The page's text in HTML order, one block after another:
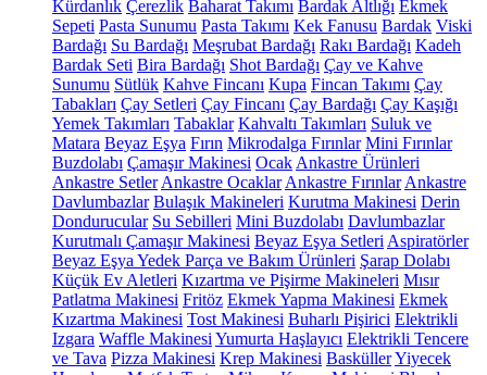
Kürdanlık Çerezlik Baharat Takımı Bardak Altlığı Ekmek
Sepeti Pasta Sunumu Pasta Takımı Kek Fanusu Bardak Viski
Bardağı Su Bardağı Meşrubat Bardağı Rakı Bardağı Kadeh
Bardak Seti Bira Bardağı Shot Bardağı Çay ve Kahve
Sunumu Sütlük Kahve Fincanı Kupa Fincan Takımı Çay
Tabakları Çay Setleri Çay Fincanı Çay Bardağı Çay Kaşığı
Yemek Takımları Tabaklar Kahvaltı Takımları Suluk ve
Matara Beyaz Eşya Fırın Mikrodalga Fırınlar Mini Fırınlar
Buzdolabı Çamaşır Makinesi Ocak Ankastre Ürünleri
Ankastre Setler Ankastre Ocaklar Ankastre Fırınlar Ankastre
Davlumbazlar Bulaşık Makineleri Kurutma Makinesi Derin
Dondurucular Su Sebilleri Mini Buzdolabı Davlumbazlar
Kurutmalı Çamaşır Makinesi Beyaz Eşya Setleri Aspiratörler
Beyaz Eşya Yedek Parça ve Bakım Ürünleri Şarap Dolabı
Küçük Ev Aletleri Kızartma ve Pişirme Makineleri Mısır
Patlatma Makinesi Fritöz Ekmek Yapma Makinesi Ekmek
Kızartma Makinesi Tost Makinesi Buharlı Pişirici Elektrikli
Izgara Waffle Makinesi Yumurta Haşlayıcı Elektrikli Tencere
ve Tava Pizza Makinesi Krep Makinesi BasküllerYiyecek